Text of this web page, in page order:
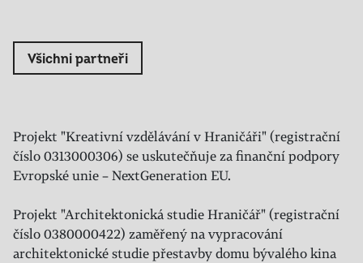
Všichni partneři
Projekt "Kreativní vzdělávání v Hraničáři" (registrační
číslo 0313000306) se uskutečňuje za finanční podpory
Evropské unie – NextGeneration EU.
Projekt "Architektonická studie Hraničář" (registrační
číslo 0380000422) zaměřený na vypracování
architektonické studie přestavby domu bývalého kina